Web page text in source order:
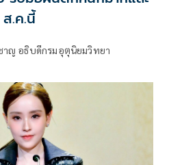
.ค.นี้
าญ อธิบดีกรมอุตุนิยมวิทยา